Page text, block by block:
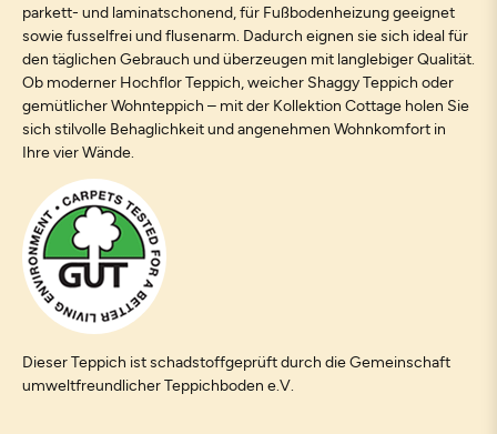
parkett- und laminatschonend, für Fußbodenheizung geeignet
sowie fusselfrei und flusenarm. Dadurch eignen sie sich ideal für
den täglichen Gebrauch und überzeugen mit langlebiger Qualität.
Ob moderner Hochflor Teppich, weicher Shaggy Teppich oder
gemütlicher Wohnteppich – mit der Kollektion Cottage holen Sie
sich stilvolle Behaglichkeit und angenehmen Wohnkomfort in
Ihre vier Wände.
Dieser Teppich ist schadstoffgeprüft durch die Gemeinschaft
umweltfreundlicher Teppichboden e.V.